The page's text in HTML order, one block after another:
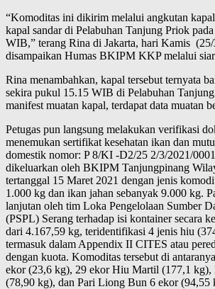
“Komoditas ini dikirim melalui angkutan
kapal sandar di Pelabuhan Tanjung Priok
WIB,” terang Rina di Jakarta, hari Kamis (25/
disampaikan Humas BKIPM KKP melalui
Rina menambahkan, kapal tersebut ternyata
sekira pukul 15.15 WIB di Pelabuhan
manifest muatan kapal, terdapat data muatan
Petugas pun langsung melakukan verifikasi
menemukan sertifikat kesehatan ikan dan
domestik nomor: P 8/KI -D2/25 2/3/2021/
dikeluarkan oleh BKIPM Tanjungpinang
tertanggal 15 Maret 2021 dengan jenis
1.000 kg dan ikan jahan sebanyak 9.000 kg.
lanjutan oleh tim Loka Pengelolaan Sumber
(PSPL) Serang terhadap isi kontainer secara
dari 4.167,59 kg, teridentifikasi 4 jenis hiu
termasuk dalam Appendix II CITES atau
dengan kuota. Komoditas tersebut di
ekor (23,6 kg), 29 ekor Hiu Martil (177,1
(78,90 kg), dan Pari Liong Bun 6 ekor (94,55